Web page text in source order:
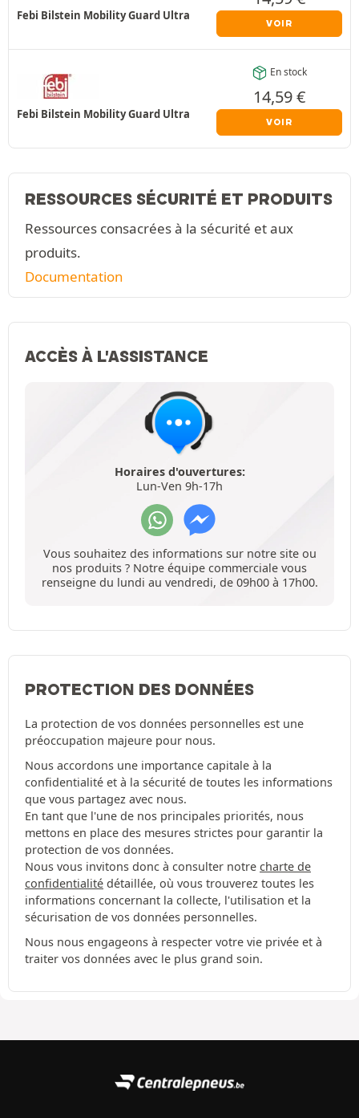
Febi Bilstein Mobility Guard Ultra
VOIR
Febi Bilstein Mobility Guard Ultra
En stock
14,59€
VOIR
RESSOURCES SÉCURITÉ ET PRODUITS
Ressources consacrées à la sécurité et aux
produits.
Documentation
ACCÈS À L'ASSISTANCE
Horaires d'ouvertures:
Lun-Ven 9h-17h
Vous souhaitez des informations sur notre site ou
nos produits ? Notre équipe commerciale vous
renseigne du lundi au vendredi, de 09h00 à 17h00.
PROTECTION DES DONNÉES
La protection de vos données personnelles est une
préoccupation majeure pour nous.
Nous accordons une importance capitale à la
confidentialité et à la sécurité de toutes les informations
que vous partagez avec nous.
En tant que l'une de nos principales priorités, nous
mettons en place des mesures strictes pour garantir la
protection de vos données.
Nous vous invitons donc à consulter notre charte de
confidentialité détaillée, où vous trouverez toutes les
informations concernant la collecte, l'utilisation et la
sécurisation de vos données personnelles.
Nous nous engageons à respecter votre vie privée et à
traiter vos données avec le plus grand soin.